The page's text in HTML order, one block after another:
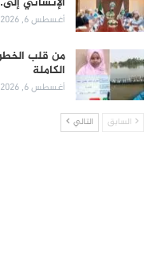
أغسطس 6, 2026
من قلب
الكاملة
أغسطس 6, 2026
السابق التالي